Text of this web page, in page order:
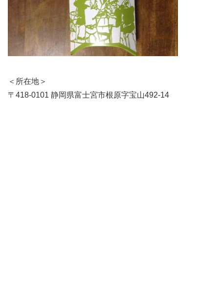
＜所在地＞
〒418-0101 静岡県富士宮市根原字宝山492-14